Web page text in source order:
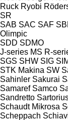
Ruck Ryobi
SR
SAB SAC SAF
Olimpic
SDD SDMO
J-series MS R-
SGS SHW SIG
STK Makina SW
Sahinler Sakurai
Samaref Samco
Sandretto
Schaudt Mikrosa
Scheppach